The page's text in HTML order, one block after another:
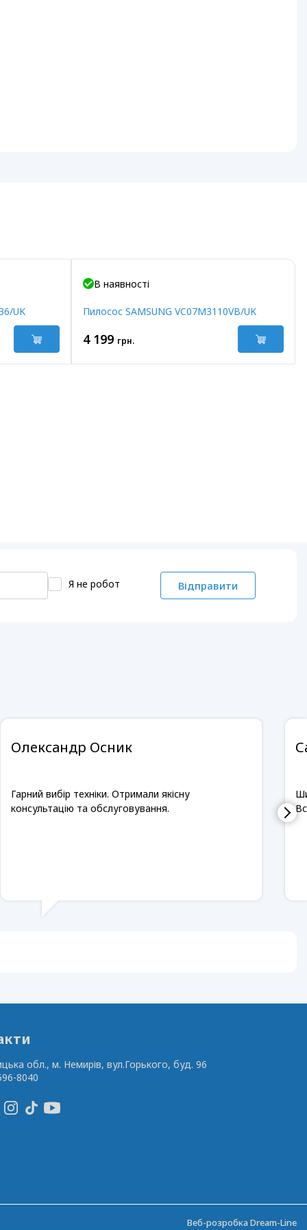
UK
В наявності
Пилосос SAMSUNG VC07M3110VB/UK
4 199 грн.
Я не робот Відправити
Олександр Осник
Гарний вибір техніки. Отримали якісну
консультацію та обслуговування.
обл., м. Немирів, вул.Горького, буд. 96
8040
Веб-розробкаDream-Line